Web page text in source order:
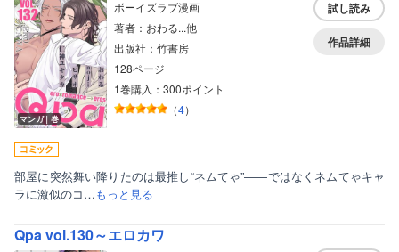
マンガ｜巻
ボーイズラブ漫画
著者：おわる...他
出版社：竹書房
128ページ
1巻購入：300ポイント
（4）
試し読み
作品詳細
部屋に突然舞い降りたのは最推し“ネムてゃ”――ではなくネムてゃキャ
ラに激似のコ…もっと見る
Qpa vol.130～エロカワ